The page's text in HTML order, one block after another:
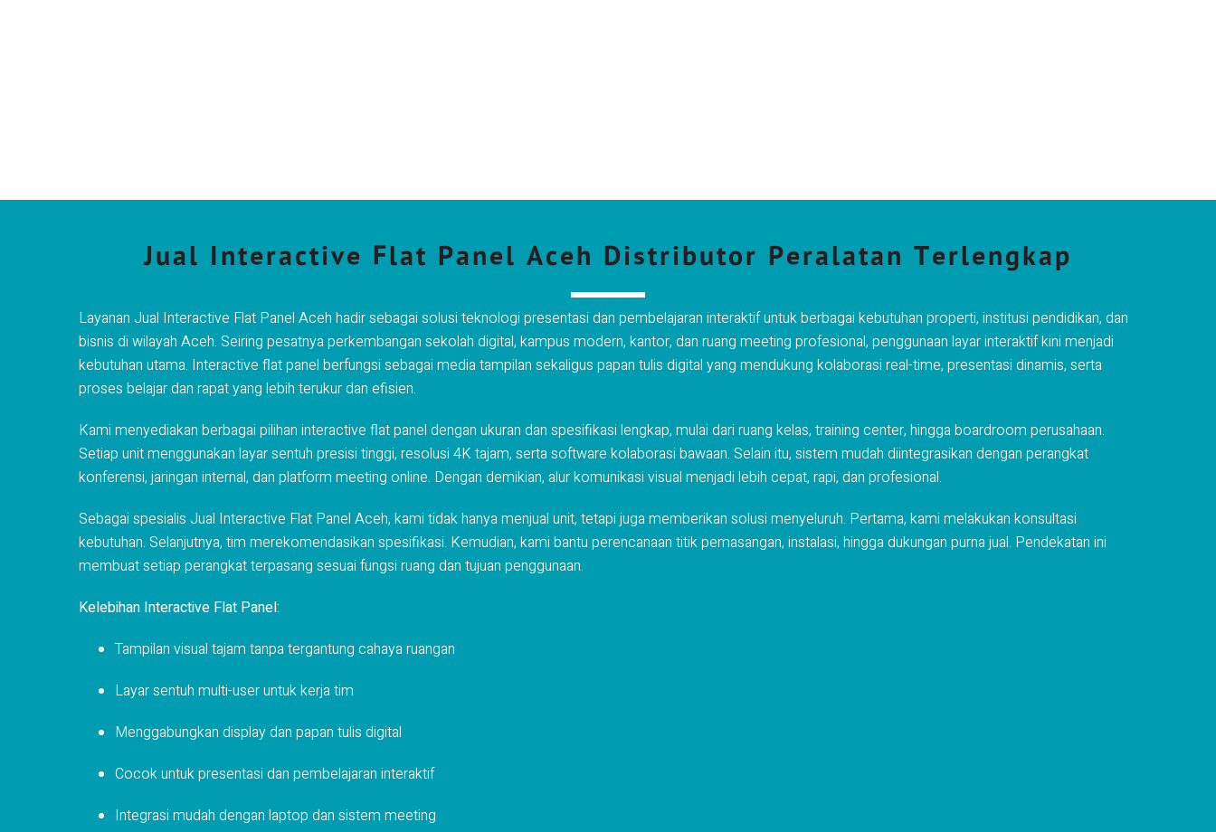
Jual Interactive Flat Panel Aceh Distributor Peralatan Terlengkap
Layanan Jual Interactive Flat Panel Aceh hadir sebagai solusi teknologi presentasi dan pembelajaran interaktif untuk berbagai kebutuhan properti, institusi pendidikan, dan
bisnis di wilayah Aceh. Seiring pesatnya perkembangan sekolah digital, kampus modern, kantor, dan ruang meeting profesional, penggunaan layar interaktif kini menjadi
kebutuhan utama. Interactive flat panel berfungsi sebagai media tampilan sekaligus papan tulis digital yang mendukung kolaborasi real-time, presentasi dinamis, serta
proses belajar dan rapat yang lebih terukur dan efisien.
Kami menyediakan berbagai pilihan interactive flat panel dengan ukuran dan spesifikasi lengkap, mulai dari ruang kelas, training center, hingga boardroom perusahaan.
Setiap unit menggunakan layar sentuh presisi tinggi, resolusi 4K tajam, serta software kolaborasi bawaan. Selain itu, sistem mudah diintegrasikan dengan perangkat
konferensi, jaringan internal, dan platform meeting online. Dengan demikian, alur komunikasi visual menjadi lebih cepat, rapi, dan profesional.
Sebagai spesialis Jual Interactive Flat Panel Aceh, kami tidak hanya menjual unit, tetapi juga memberikan solusi menyeluruh. Pertama, kami melakukan konsultasi
kebutuhan. Selanjutnya, tim merekomendasikan spesifikasi. Kemudian, kami bantu perencanaan titik pemasangan, instalasi, hingga dukungan purna jual. Pendekatan ini
membuat setiap perangkat terpasang sesuai fungsi ruang dan tujuan penggunaan.
Kelebihan Interactive Flat Panel:
Tampilan visual tajam tanpa tergantung cahaya ruangan
Layar sentuh multi-user untuk kerja tim
Menggabungkan display dan papan tulis digital
Cocok untuk presentasi dan pembelajaran interaktif
Integrasi mudah dengan laptop dan sistem meeting